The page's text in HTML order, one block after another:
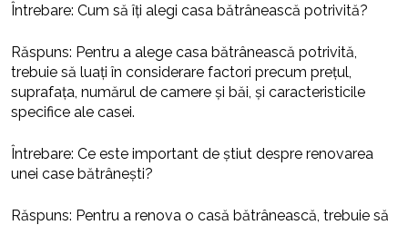
Întrebare: Cum să îți alegi casa bătrânească potrivită?
Răspuns: Pentru a alege casa bătrânească potrivită,
trebuie să luați în considerare factori precum prețul,
suprafața, numărul de camere și băi, și caracteristicile
specifice ale casei.
Întrebare: Ce este important de știut despre renovarea
unei case bătrânești?
Răspuns: Pentru a renova o casă bătrânească, trebuie să